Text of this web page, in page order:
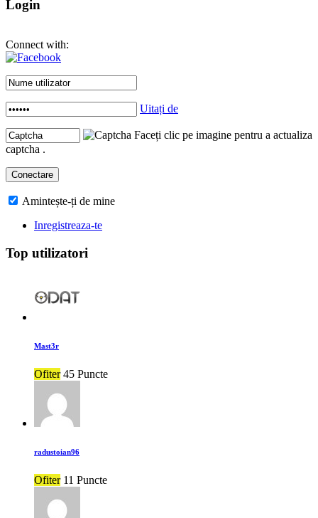
Login
Connect with:
Uitați de
Faceți clic pe imagine pentru a actualiza
captcha .
Amintește-ți de mine
Inregistreaza-te
Top utilizatori
Mast3r
Ofiter 45 Puncte
radustoian96
Ofiter 11 Puncte